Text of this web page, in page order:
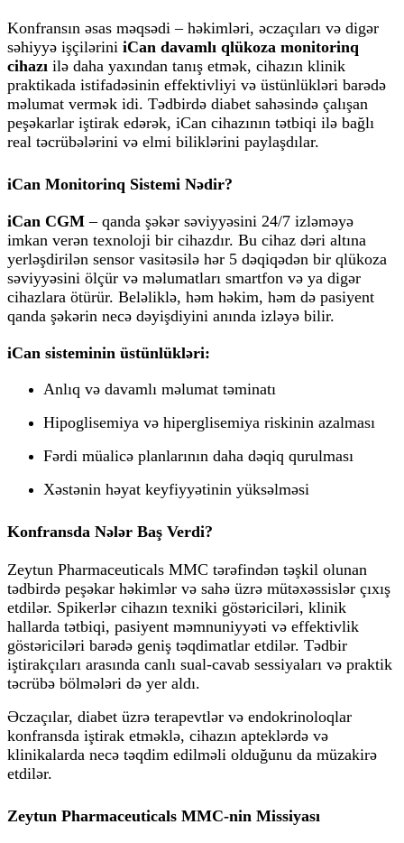
Konfransın əsas məqsədi – həkimləri, əczaçıları və digər
səhiyyə işçilərini iCan davamlı qlükoza monitorinq
cihazı ilə daha yaxından tanış etmək, cihazın klinik
praktikada istifadəsinin effektivliyi və üstünlükləri barədə
məlumat vermək idi. Tədbirdə diabet sahəsində çalışan
peşəkarlar iştirak edərək, iCan cihazının tətbiqi ilə bağlı
real təcrübələrini və elmi biliklərini paylaşdılar.
iCan Monitorinq Sistemi Nədir?
iCan CGM – qanda şəkər səviyyəsini 24/7 izləməyə
imkan verən texnoloji bir cihazdır. Bu cihaz dəri altına
yerləşdirilən sensor vasitəsilə hər 5 dəqiqədən bir qlükoza
səviyyəsini ölçür və məlumatları smartfon və ya digər
cihazlara ötürür. Beləliklə, həm həkim, həm də pasiyent
qanda şəkərin necə dəyişdiyini anında izləyə bilir.
iCan sisteminin üstünlükləri:
Anlıq və davamlı məlumat təminatı
Hipoglisemiya və hiperglisemiya riskinin azalması
Fərdi müalicə planlarının daha dəqiq qurulması
Xəstənin həyat keyfiyyətinin yüksəlməsi
Konfransda Nələr Baş Verdi?
Zeytun Pharmaceuticals MMC tərəfindən təşkil olunan
tədbirdə peşəkar həkimlər və sahə üzrə mütəxəssislər çıxış
etdilər. Spikerlər cihazın texniki göstəriciləri, klinik
hallarda tətbiqi, pasiyent məmnuniyyəti və effektivlik
göstəriciləri barədə geniş təqdimatlar etdilər. Tədbir
iştirakçıları arasında canlı sual-cavab sessiyaları və praktik
təcrübə bölmələri də yer aldı.
Əczaçılar, diabet üzrə terapevtlər və endokrinoloqlar
konfransda iştirak etməklə, cihazın apteklərdə və
klinikalarda necə təqdim edilməli olduğunu da müzakirə
etdilər.
Zeytun Pharmaceuticals MMC-nin Missiyası